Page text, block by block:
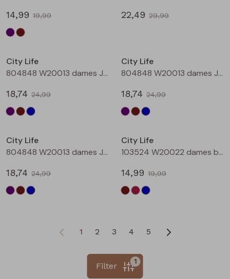
14,99 19,99
22,49 29,99
City Life
804848 W20013 dames Jurk Aubergine
18,74 24,99
City Life
804848 W20013 dames Jurk Bruin
18,74 24,99
City Life
804848 W20013 dames Jurk Petrol
18,74 24,99
City Life
103524 W20022 dames bloese km Bruin donker
14,99 19,99
1 2 3 4 5
1
Filter